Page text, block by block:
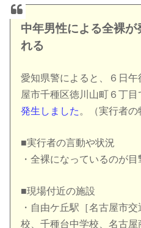
中年男性による全裸
れる
愛知県警によると、６日
屋市千種区徳川山町６丁
発生しました 。（実行者の
■実行者の言動や状況
・全裸になっているのが目
■現場付近の施設
・自由ケ丘駅［名古屋市
校、千種台中学校、名古